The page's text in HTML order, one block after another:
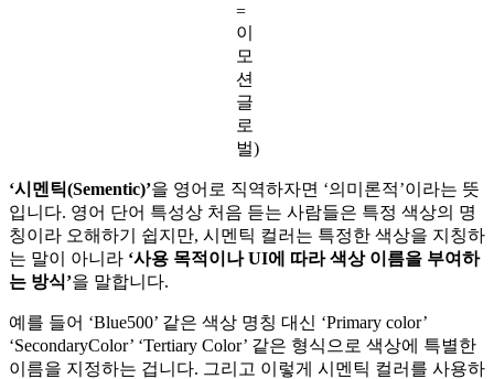
=
이
모
션
글
로
벌)
‘시멘틱(Sementic)’을 영어로 직역하자면 ‘의미론적’이라는 뜻
입니다. 영어 단어 특성상 처음 듣는 사람들은 특정 색상의 명
칭이라 오해하기 쉽지만, 시멘틱 컬러는 특정한 색상을 지칭하
는 말이 아니라 ‘사용 목적이나 UI에 따라 색상 이름을 부여하
는 방식’을 말합니다.
예를 들어 ‘Blue500’ 같은 색상 명칭 대신 ‘Primary color’
‘SecondaryColor’ ‘Tertiary Color’ 같은 형식으로 색상에 특별한
이름을 지정하는 겁니다. 그리고 이렇게 시멘틱 컬러를 사용하